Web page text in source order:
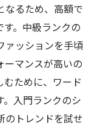
なるため、高額で
。中級ランクの
ァッションを手頃
ーマンスが高いの
ために、ワード
入門ランクのシ
のトレンドを試せ